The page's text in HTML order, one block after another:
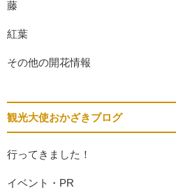
藤
紅葉
その他の開花情報
観光大使おかざきブログ
行ってきました！
イベント・PR